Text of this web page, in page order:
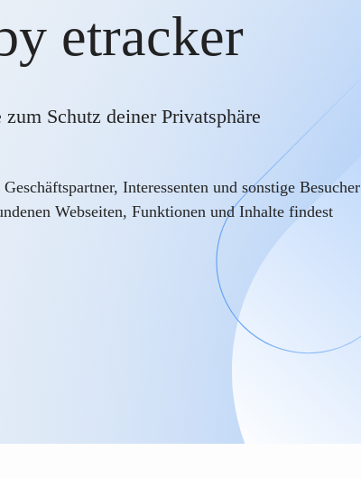
etracker
Schutz deiner Privatsphäre
Interessenten und sonstige Besucher
Webseiten, Funktionen und Inhalte findest